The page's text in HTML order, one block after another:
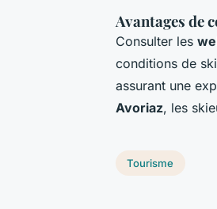
Avantages de
Consulter les
conditions de
assurant une
Avoriaz, les
Tourisme